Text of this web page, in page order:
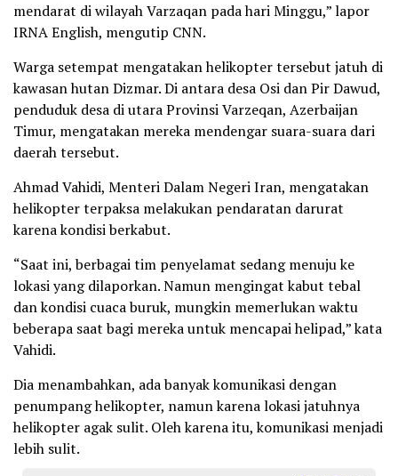
mendarat di wilayah Varzaqan pada hari Minggu,” lapor
IRNA English, mengutip CNN.
Warga setempat mengatakan helikopter tersebut jatuh di
kawasan hutan Dizmar. Di antara desa Osi dan Pir Dawud,
penduduk desa di utara Provinsi Varzeqan, Azerbaijan
Timur, mengatakan mereka mendengar suara-suara dari
daerah tersebut.
Ahmad Vahidi, Menteri Dalam Negeri Iran, mengatakan
helikopter terpaksa melakukan pendaratan darurat
karena kondisi berkabut.
“Saat ini, berbagai tim penyelamat sedang menuju ke
lokasi yang dilaporkan. Namun mengingat kabut tebal
dan kondisi cuaca buruk, mungkin memerlukan waktu
beberapa saat bagi mereka untuk mencapai helipad,” kata
Vahidi.
Dia menambahkan, ada banyak komunikasi dengan
penumpang helikopter, namun karena lokasi jatuhnya
helikopter agak sulit. Oleh karena itu, komunikasi menjadi
lebih sulit.